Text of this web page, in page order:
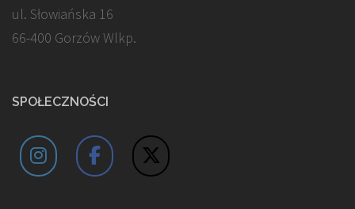
ul. Słowiańska 16
66-400 Gorzów Wlkp.
SPOŁECZNOŚCI